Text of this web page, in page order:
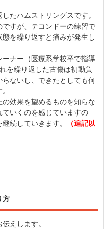
たハムストリングスです。
すが、テコンドーの練習で
を繰り返すと痛みが発生し
ナー（医療系学校卒で指導
を繰り返した古傷は初動負
ないし、できたとしても何
効果を望めるものを知らな
いくのを感じていますの
続していきます。
（追記以
方
えします。